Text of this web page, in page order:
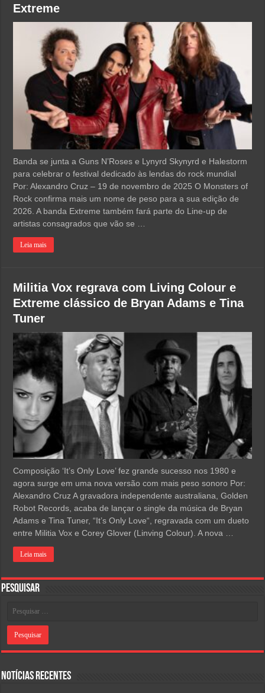
Extreme
Banda se junta a Guns N’Roses e Lynyrd Skynyrd e Halestorm
para celebrar o festival dedicado às lendas do rock mundial
Por: Alexandro Cruz – 19 de novembro de 2025 O Monsters of
Rock confirma mais um nome de peso para a sua edição de
2026. A banda Extreme também fará parte do Line-up de
artistas consagrados que vão se …
Leia mais
Militia Vox regrava com Living Colour e
Extreme clássico de Bryan Adams e Tina
Tuner
Composição ‘It’s Only Love’ fez grande sucesso nos 1980 e
agora surge em uma nova versão com mais peso sonoro Por:
Alexandro Cruz A gravadora independente australiana, Golden
Robot Records, acaba de lançar o single da música de Bryan
Adams e Tina Tuner, “It’s Only Love“, regravada com um dueto
entre Militia Vox e Corey Glover (Linving Colour). A nova …
Leia mais
Pesquisar
Notícias Recentes